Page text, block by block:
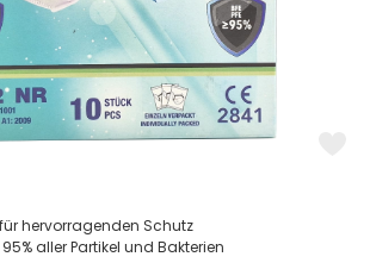
hervorragenden Schutz
aller Partikel und Bakterien